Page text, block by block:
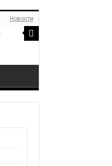
Новости